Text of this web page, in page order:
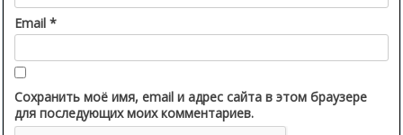
Email *
Сохранить моё имя, email и адрес сайта в этом браузере
для последующих моих комментариев.